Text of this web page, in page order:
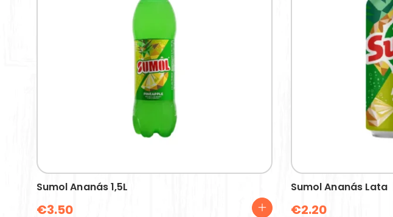
Sumol Ananás 1,5L
€3.50
Sumol Ananás Lata
€2.20